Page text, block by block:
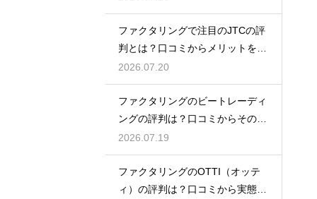
ファクタリングで注目のJTCの評
判とは？口コミからメリットを徹
底解説
2026.07.20
ファクタリングのビートレーディ
ングの評判は？口コミからその実
態を徹底解説
2026.07.19
ファクタリングのOTTI（オッテ
ィ）の評判は？口コミから実態を